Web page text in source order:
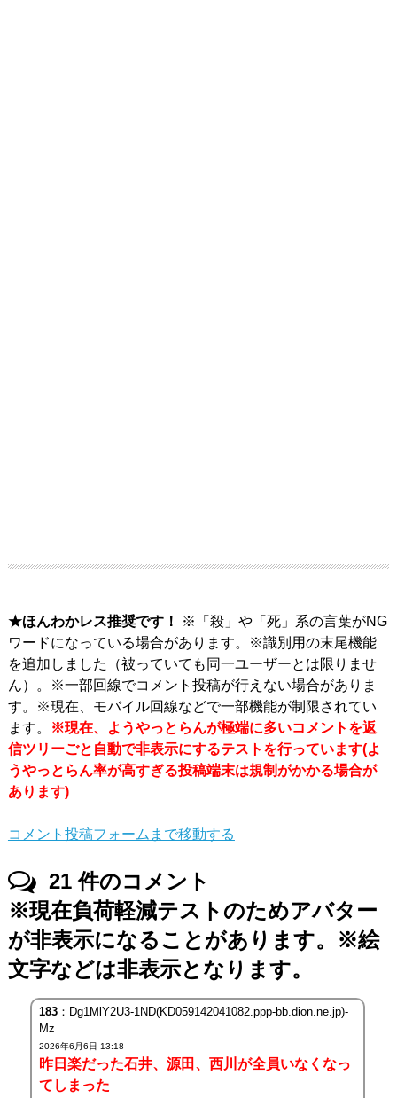
★ほんわかレス推奨です！
※「殺」や「死」系の言葉がNG
ワードになっている場合があります。※識別用の末尾機能
を追加しました（被っていても同一ユーザーとは限りませ
ん）。※一部回線でコメント投稿が行えない場合がありま
す。※現在、モバイル回線などで一部機能が制限されてい
ます。
※現在、ようやっとらんが極端に多いコメントを返
信ツリーごと自動で非表示にするテストを行っています(よ
うやっとらん率が高すぎる投稿端末は規制がかかる場合が
あります)
コメント投稿フォームまで移動する
21件のコメント
※現在負荷軽減テストのためアバター
が非表示になることがあります。※絵
文字などは非表示となります。
183：Dg1MlY2U3-1ND(KD059142041082.ppp-bb.dion.ne.jp)-
Mz
2026年6月6日 13:18
昨日楽だった石井、源田、西川が全員いなくなっ
てしまった